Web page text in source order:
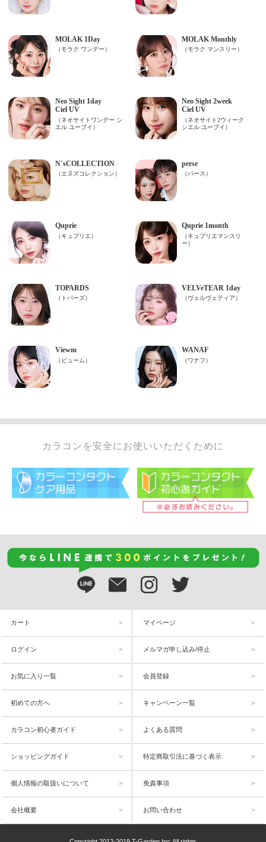
カラコンを安全にお使いいただくために
カート マイページ
ログイン メルマガ申し込み/停止
お気に入り一覧 会員登録
初めての方へ キャンペーン一覧
カラコン初心者ガイド よくある質問
ショッピングガイド 特定商取引法に基づく表示
個人情報の取扱いについて 免責事項
会社概要 お問い合わせ